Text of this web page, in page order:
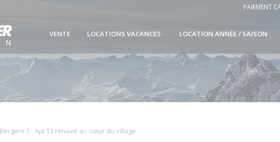
PAIEMENT
VENTE LOCATIONS VACANCES LOCATION ANNÉE / SAISON
Bergers 1 - Apt T3 rénové au cœur du village